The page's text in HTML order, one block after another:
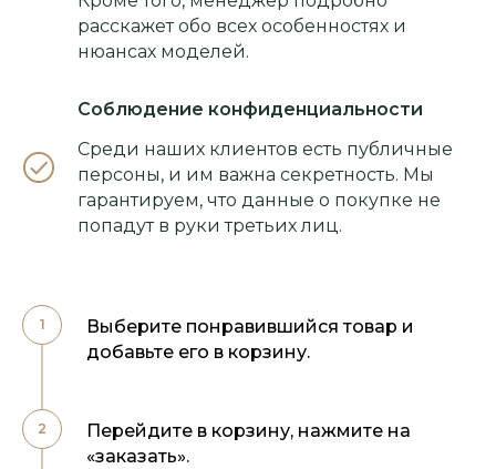
расскажет обо всех особенностях и
нюансах моделей.
Соблюдение конфиденциальности
Среди наших клиентов есть публичные
персоны, и им важна секретность. Мы
гарантируем, что данные о покупке не
попадут в руки третьих лиц.
Выберите понравившийся товар и
добавьте его в корзину.
Перейдите в корзину, нажмите на
«заказать».